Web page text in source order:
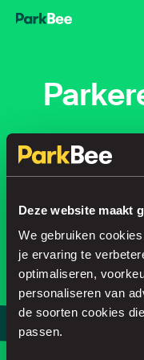
Deze website maakt
We gebruiken
je ervaring te
optimaliseren,
personaliseren van
de soorten cookies
passen.
Reserveren
Regel je
Parkeer